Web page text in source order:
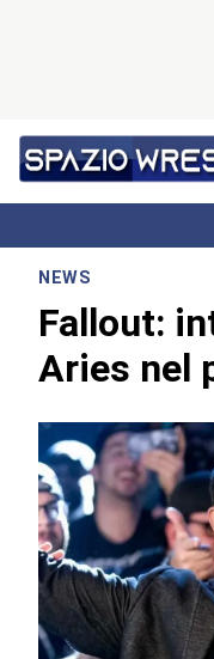
NEWS
Fallout:
Aries nel